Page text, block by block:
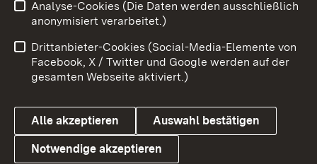
Link zum Landesportal
Impressum
Kontakt
Barrierefreiheit
Datenschutz
Cookies
Analyse-Cookies (Die Daten werden ausschließlich
anonymisiert verarbeitet.)
Drittanbieter-Cookies (Social-Media-Elemente von
Facebook, X / Twitter und Google werden auf der
gesamten Webseite aktiviert.)
Alle akzeptieren Auswahl bestätigen
Notwendige akzeptieren